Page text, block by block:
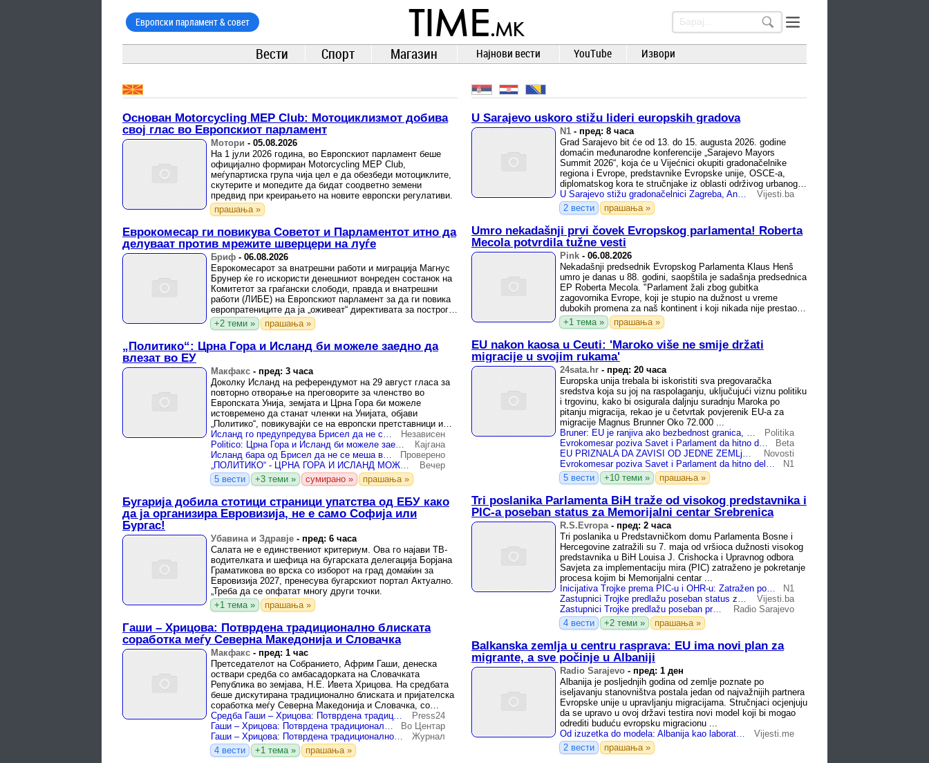
TIME.mk
ВЕСТИ
NEWS
Европски парламент & совет
Вести Спорт Магазин Најнови вести YouTube Извори
Основан Motorcycling MEP Club: Мотоциклизмот добива
свој глас во Европскиот парламент
Мотори - 05.08.2026
На 1 јули 2026 година, во Европскиот парламент беше
официјално формиран Motorcycling MEP Club,
меѓупартиска група чија цел е да обезбеди мотоциклите,
скутерите и мопедите да бидат соодветно земени
предвид при креирањето на новите европски регулативи.
прашања »
Еврокомесар ги повикува Советот и Парламентот итно да
делуваат против мрежите шверцери на луѓе
Бриф - 06.08.2026
Еврокомесарот за внатрешни работи и миграција Магнус
Брунер ќе го искористи денешниот вонреден состанок на
Комитетот за граѓански слободи, правда и внатрешни
работи (ЛИБЕ) на Европскиот парламент за да ги повика
европратениците да ја „оживеат“ директивата за построго
казнување ...
+2 теми » прашања »
„Политико“: Црна Гора и Исланд би можеле заедно да
влезат во ЕУ
Макфакс - пред: 3 часа
Доколку Исланд на референдумот на 29 август гласа за
повторно отворање на преговорите за членство во
Европската Унија, земјата и Црна Гора би можеле
истовремено да станат членки на Унијата, објави
„Политико“, повикувајќи се на европски претставници и
дипломати.
Исланд го предупредува Брисел да не се меша во референдумот за ЕУ
Независен
Politico: Црна Гора и Исланд би можеле заедно да влезат во ЕУ
Кајгана
Исланд бара од Брисел да не се меша во референдумот за членство во ЕУ
Проверено
„ПОЛИТИКО“ - ЦРНА ГОРА И ИСЛАНД МОЖАТ ЗАЕДНО ВО ЕУ - Брисел отвара нова сцена за проширувањето
Вечер
5 вести
+3 теми » сумирано » прашања »
Бугарија добила стотици страници упатства од ЕБУ како
да ја организира Евровизија, не е само Софија или
Бургас!
Убавина и Здравје - пред: 6 часа
Салата не е единствениот критериум. Ова го најави ТВ-
водителката и шефица на бугарската делегација Борјана
Граматикова во врска со изборот на град домаќин за
Евровизија 2027, пренесува бугарскиот портал Актуално.
„Треба да се опфатат многу други точки.
+1 тема »
прашања »
Гаши – Хрицова: Потврдена традиционално блиската
соработка меѓу Северна Македонија и Словачка
Макфакс - пред: 1 час
Претседателот на Собранието, Африм Гаши, денеска
оствари средба со амбасадорката на Словачката
Република во земјава, Н.Е. Ивета Хрицова. На средбата
беше дискутирана традиционално блиската и пријателска
соработка меѓу Северна Македонија и Словачка, со
посебен акцент на ...
Средба Гаши – Хрицова: Потврдена традиционално блиската соработка со Словачка
Press24
Гаши – Хрицова: Потврдена традиционално блиската соработка меѓу Северна Македонија и Словачка
Во Центар
Гаши – Хрицова: Потврдена традиционално блиската соработка меѓу Северна Македонија и Словачка
Журнал
4 вести
+1 тема » прашања »
U Sarajevo uskoro stižu lideri europskih gradova
N1- пред: 8 часа
Grad Sarajevo bit će od 13. do 15. augusta 2026. godine
domaćin međunarodne konferencije „Sarajevo Mayors
Summit 2026“, koja će u Vijećnici okupiti gradonačelnike
regiona i Evrope, predstavnike Evropske unije, OSCE-a,
diplomatskog kora te stručnjake iz oblasti održivog urbanog
...
U Sarajevo stižu gradonačelnici Zagreba, Ankare, Brisela i drugih gradova
Vijesti.ba
2 вести
прашања »
Umro nekadašnji prvi čovek Evropskog parlamenta! Roberta
Mecola potvrdila tužne vesti
Pink- 06.08.2026
Nekadašnji predsednik Evropskog Parlamenta Klaus Henš
umro je danas u 88. godini, saopštila je sadašnja predsednica
EP Roberta Mecola. "Parlament žali zbog gubitka
zagovornika Evrope, koji je stupio na dužnost u vreme
dubokih promena za naš kontinent i koji nikada nije prestao
...+1 тема » прашања »
EU nakon kaosa u Ceuti: 'Maroko više ne smije držati
migracije u svojim rukama'
24sata.hr- пред: 20 часа
Europska unija trebala bi iskoristiti sva pregovaračka
sredstva ⁠koja su joj na raspolaganju, uključujući viznu politiku
i trgovinu, kako bi osigurala daljnju suradnju Maroka po
pitanju migracija, rekao je u četvrtak povjerenik EU-a za
migracije Magnus Brunner Oko 72.000 ...
Bruner: EU je ranjiva ako bezbednost granica, zavisi od dobre volje Maroka
Politika
Evrokomesar poziva Savet i Parlament da hitno deluju protiv mreža krijumčara ljudi
Beta
EU PRIZNALA DA ZAVISI OD JEDNE ZEMLjE: Posledice bi mogle biti ogromne
Novosti
Evrokomesar poziva Savet i Parlament da hitno deluju protiv mreža krijumčara ljudi
N1
5 вести
+10 теми » прашања »
Tri poslanika Parlamenta BiH traže od visokog predstavnika i
PIC-a poseban status za Memorijalni centar Srebrenica
R.S.Evropa- пред: 2 часа
Tri poslanika u Predstavničkom domu Parlamenta Bosne i
Hercegovine zatražili su 7. maja od vršioca dužnosti visokog
predstavnika u BiH Louisa J. Crishocka i Upravnog odbora
Savjeta za implementaciju mira (PIC) zatraženo je pokretanje
procesa kojim bi Memorijalni centar ...
Inicijativa Trojke prema PIC-u i OHR-u: Zatražen poseban status i međunarodna zaštita Memorijalnog centra Srebrenica
N1
Zastupnici Trojke predlažu poseban status za MC Srebrenica
Vijesti.ba
Zastupnici Trojke predlažu poseban pravni i administrativni status za Memorijalni centar Srebrenica
Radio Sarajevo
4 вести
+2 теми » прашања »
Balkanska zemlja u centru rasprava: EU ima novi plan za
migrante, a sve počinje u Albaniji
Radio Sarajevo- пред: 1 ден
Albanija je posljednjih godina od zemlje poznate po
iseljavanju stanovništva postala jedan od najvažnijih partnera
Evropske unije u upravljanju migracijama. Stručnjaci ocjenjuju
da se upravo u ovoj državi testira novi model koji bi mogao
odrediti buduću evropsku migracionu ...
Od izuzetka do modela: Albanija kao laboratorija evropskih...
Vijesti.me
2 вести
прашања »